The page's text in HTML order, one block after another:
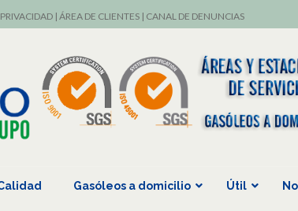
| ÁREA DE CLIENTES| CANAL DE DENUNCIAS
Gasóleos a domicilio Útil